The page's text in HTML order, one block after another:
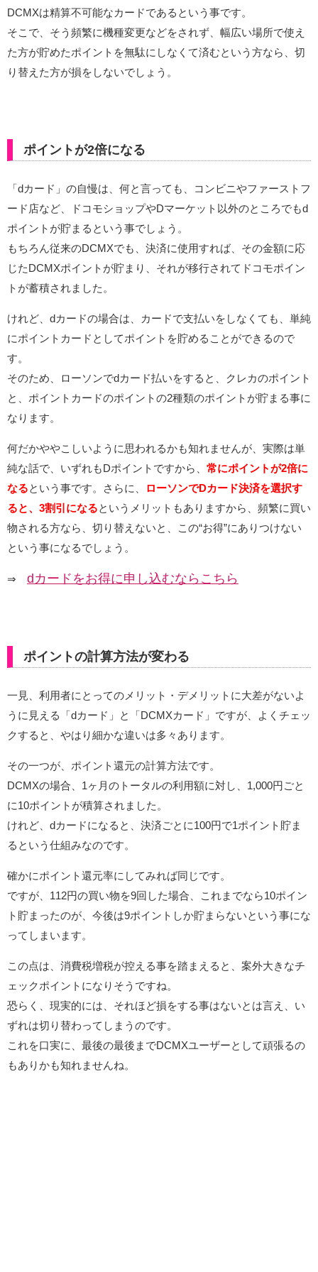
DCMXは精算不可能なカードであるという事です。
そこで、そう頻繁に機種変更などをされず、幅広い場所で使え
た方が貯めたポイントを無駄にしなくて済むという方なら、切
り替えた方が損をしないでしょう。
ポイントが2倍になる
「dカード」の自慢は、何と言っても、コンビニやファーストフ
ード店など、ドコモショップやDマーケット以外のところでもd
ポイントが貯まるという事でしょう。
もちろん従来のDCMXでも、決済に使用すれば、その金額に応
じたDCMXポイントが貯まり、それが移行されてドコモポイン
トが蓄積されました。
けれど、dカードの場合は、カードで支払いをしなくても、単純
にポイントカードとしてポイントを貯めることができるので
す。
そのため、ローソンでdカード払いをすると、クレカのポイント
と、ポイントカードのポイントの2種類のポイントが貯まる事に
なります。
何だかややこしいように思われるかも知れませんが、実際は単
純な話で、いずれもDポイントですから、 常にポイントが2倍に
なるという事です。さらに、
ローソンでDカード決済を選択す
ると、3割引になるというメリットもありますから、頻繁に買い
物される方なら、切り替えないと、この“お得”にありつけない
という事になるでしょう。
⇒ dカードをお得に申し込むならこちら
ポイントの計算方法が変わる
一見、利用者にとってのメリット・デメリットに大差がないよ
うに見える「dカード」と「DCMXカード」ですが、よくチェッ
クすると、やはり細かな違いは多々あります。
その一つが、ポイント還元の計算方法です。
DCMXの場合、1ヶ月のトータルの利用額に対し、1,000円ごと
に10ポイントが積算されました。
けれど、dカードになると、決済ごとに100円で1ポイント貯ま
るという仕組みなのです。
確かにポイント還元率にしてみれば同じです。
ですが、112円の買い物を9回した場合、これまでなら10ポイン
ト貯まったのが、今後は9ポイントしか貯まらないという事にな
ってしまいます。
この点は、消費税増税が控える事を踏まえると、案外大きなチ
ェックポイントになりそうですね。
恐らく、現実的には、それほど損をする事はないとは言え、い
ずれは切り替わってしまうのです。
これを口実に、最後の最後までDCMXユーザーとして頑張るの
もありかも知れませんね。